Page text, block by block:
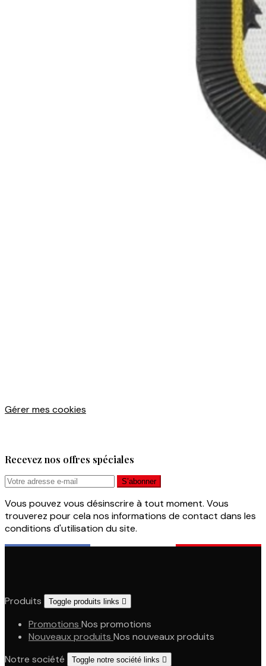
Gérer mes cookies
Recevez nos offres spéciales
Vous pouvez vous désinscrire à tout moment. Vous
trouverez pour cela nos informations de contact dans les
conditions d'utilisation du site.
Produits Toggle produits links 
Promotions Nos promotions
Nouveaux produits Nos nouveaux produits
Notre société
Toggle notre société links 